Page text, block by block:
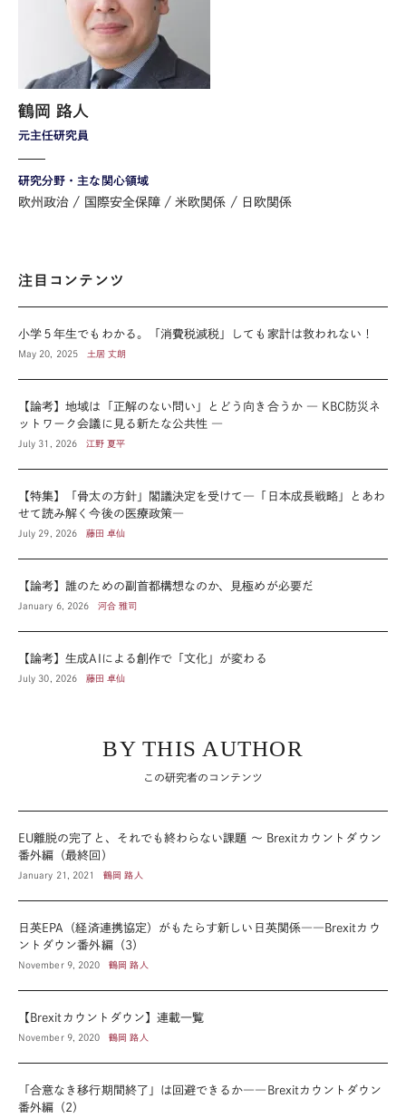
元主任研究員
鶴岡 路人
研究分野・主な関心領域
欧州政治 国際安全保障 米欧関係 日欧関係
注目コンテンツ
小学５年生でもわかる。「消費税減税」しても家計は救われない！
May 20, 2025 土居 丈朗
【論考】地域は「正解のない問い」とどう向き合うか ― KBC防災ネ
ットワーク会議に見る新たな公共性 ―
July 31, 2026 江野 夏平
【特集】「骨太の方針」閣議決定を受けて―「日本成長戦略」とあわ
せて読み解く今後の医療政策―
July 29, 2026 藤田 卓仙
【論考】誰のための副首都構想なのか、見極めが必要だ
January 6, 2026 河合 雅司
【論考】生成AIによる創作で「文化」が変わる
July 30, 2026 藤田 卓仙
BY THIS AUTHOR
この研究者のコンテンツ
EU離脱の完了と、それでも終わらない課題 ～ Brexitカウントダウン
番外編（最終回）
January 21, 2021 鶴岡 路人
日英EPA（経済連携協定）がもたらす新しい日英関係――Brexitカウ
ントダウン番外編（3）
November 9, 2020 鶴岡 路人
【Brexitカウントダウン】連載一覧
November 9, 2020 鶴岡 路人
「合意なき移行期間終了」は回避できるか――Brexitカウントダウン
番外編（2）